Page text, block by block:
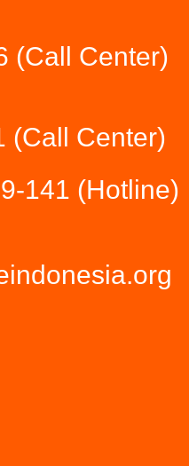
(Call Center)
(Call Center)
141 (Hotline)